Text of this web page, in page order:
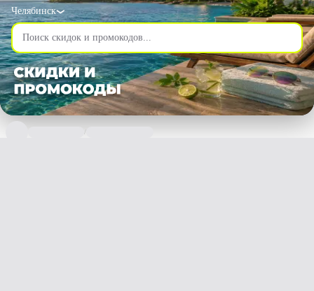
Челябинск
/